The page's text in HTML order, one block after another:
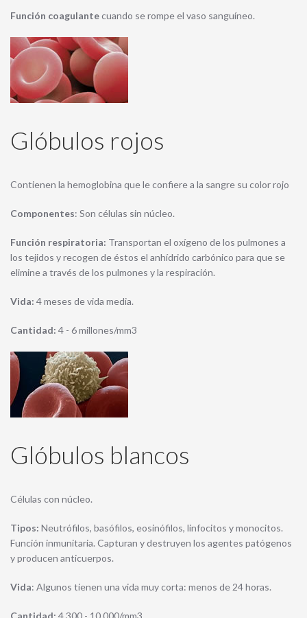
Función coagulantecuando se rompe el vaso sanguíneo.
Glóbulos rojos
Contienen la hemoglobina que le confiere a la sangre su color rojo
Componentes: Son células sin núcleo.
Función respiratoria: Transportan el oxígeno de los pulmones a
los tejidos y recogen de éstos el anhídrido carbónico para que se
elimine a través de los pulmones y la respiración.
Vida: 4 meses de vida media.
Cantidad: 4 - 6 millones/mm3
Glóbulos blancos
Células con núcleo.
Tipos: Neutrófilos, basófilos, eosinófilos, linfocitos y monocitos.
Función inmunitaria. Capturan y destruyen los agentes patógenos
y producen anticuerpos.
Vida: Algunos tienen una vida muy corta: menos de 24 horas.